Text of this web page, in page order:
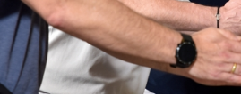
Suche
Leichte Sprache